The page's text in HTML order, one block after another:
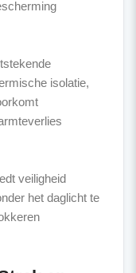
isolatie,
veiligheid
het daglicht te